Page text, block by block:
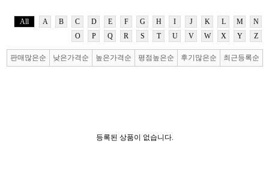
All A B C D E F G H I J K L M
N
O
P Q R S T U V W X Y Z
판매많은순 낮은가격순 높은가격순 평점높은순 후기많은순 최근등록순
등록된 상품이 없습니다.